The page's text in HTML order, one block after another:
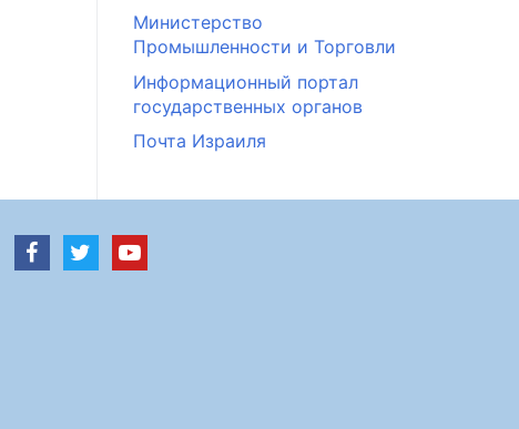
Министерство
Промышленности и Торговли
Информационный портал
государственных органов
Почта Израиля